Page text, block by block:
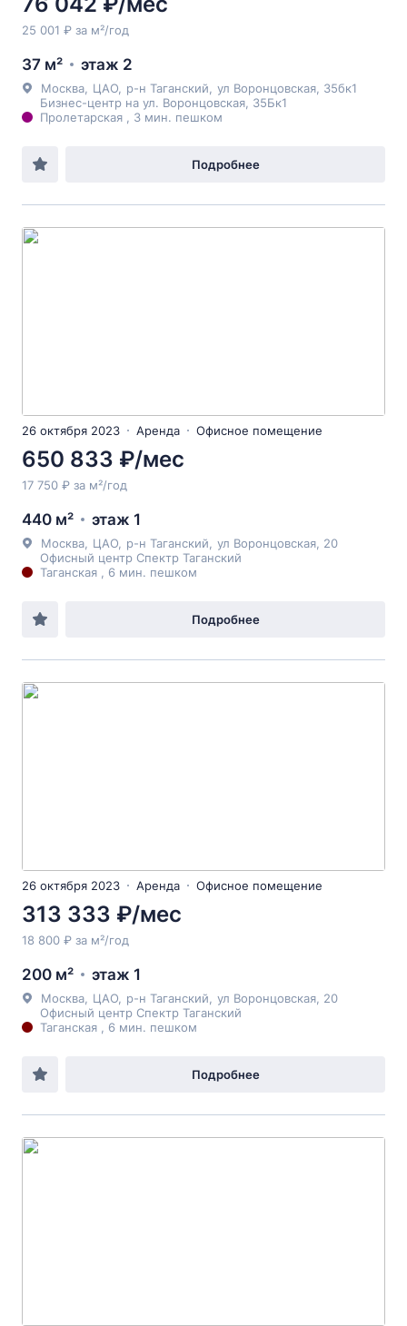
25 001 ₽ за м²/год
37 м² этаж 2
Москва ЦАО р-н Таганский ул Воронцовская , 35бк1
Бизнес-центр на ул. Воронцовская, 35Бк1
Пролетарская , 3 мин. пешком
Подробнее
26 октября 2023 Аренда Офисное помещение
650 833 ₽/мес
17 750 ₽ за м²/год
440 м² этаж 1
Москва ЦАО р-н Таганский ул Воронцовская , 20
Офисный центр Спектр Таганский
Таганская , 6 мин. пешком
Подробнее
26 октября 2023 Аренда Офисное помещение
313 333 ₽/мес
18 800 ₽ за м²/год
200 м² этаж 1
Москва ЦАО р-н Таганский ул Воронцовская , 20
Офисный центр Спектр Таганский
Таганская , 6 мин. пешком
Подробнее